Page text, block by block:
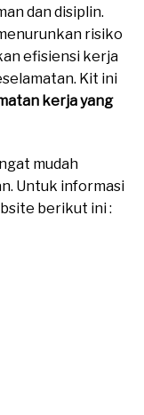
dan disiplin.
risiko
efisiensi kerja
Kit ini
kerja yang
mudah
Untuk informasi
berikut ini :